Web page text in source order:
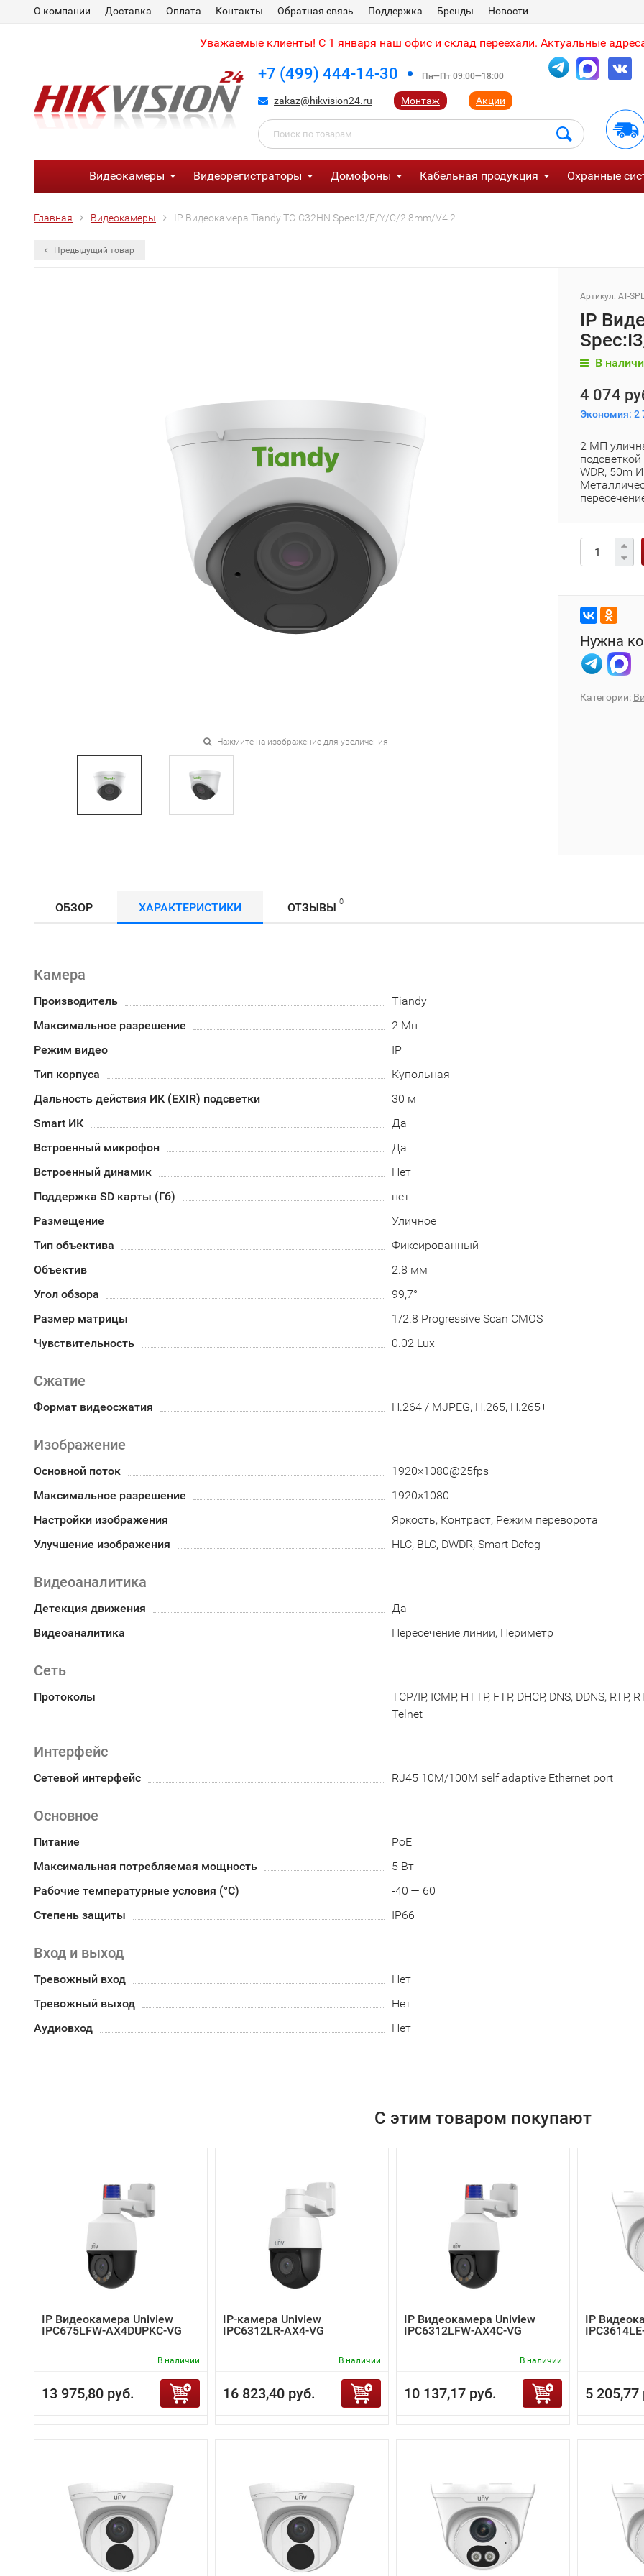
О компании Доставка Оплата Контакты Обратная связь Поддержка Бренды Новости
Уважаемые клиенты! С 1 января наш офис и склад переехали. Актуальные
+7 (499) 444-14-30 Пн—Пт 09:00—18:00
zakaz@hikvision24.ru Монтаж Акции
Видеокамеры Видеорегистраторы Домофоны Кабельная продукция Охранные
Главная Видеокамеры IP Видеокамера Tiandy TC-C32HN Spec:I3/E/Y/C/2.8mm/V4.2
Предыдущий товар
Нажмите на изображение для увеличения
Артикул: AT-
IP
В
4 074
Экономия: 2
2 МП
WDR, 50m
Нужна
Категории:
ОБЗОР ХАРАКТЕРИСТИКИ ОТЗЫВЫ 0
Камера
Производитель
Tiandy
Максимальное разрешение
2 Мп
Режим видео
IP
Тип корпуса
Купольная
Дальность действия ИК (EXIR) подсветки
30 м
Smart ИК
Да
Встроенный микрофон
Да
Встроенный динамик
Нет
Поддержка SD карты (Гб)
нет
Размещение
Уличное
Тип объектива
Фиксированный
Объектив
2.8 мм
Угол обзора
99,7°
Размер матрицы
1/2.8 Progressive Scan CMOS
Чувствительность
0.02 Lux
Сжатие
Формат видеосжатия H.264 / MJPEG, H.265, H.265+
Изображение
Основной поток
1920×1080@25fps
Максимальное разрешение
1920×1080
Настройки изображения
Яркость, Контраст, Режим переворота
Улучшение изображения
HLC, BLC, DWDR, Smart Defog
Видеоаналитика
Детекция движения
Да
Видеоаналитика
Пересечение линии, Периметр
Сеть
Протоколы
TCP/IP, ICMP, HTTP, FTP, DHCP, DNS, DDNS, RTP,
Telnet
Интерфейс
Сетевой интерфейс RJ45 10M/100M self adaptive Ethernet port
Основное
Питание
PoE
Максимальная потребляемая мощность
5 Вт
Рабочие температурные условия (°С)
-40 — 60
Степень защиты
IP66
Вход и выход
Тревожный вход
Нет
Тревожный выход
Нет
Аудиовход
Нет
С этим товаром покупают
IP Видеокамера Uniview
IPC675LFW-AX4DUPKC-VG
В наличии
13 975,80 руб.
IP-камера Uniview
IPC6312LR-AX4-VG
В наличии
16 823,40 руб.
IP Видеокамера Uniview
IPC6312LFW-AX4C-VG
В наличии
10 137,17 руб.
IP
5 205,77